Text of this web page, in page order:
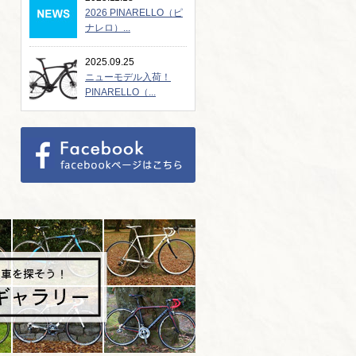
2026 PINARELLO（ピ
ナレロ）...
2025.09.25
ニューモデル入荷！
PINARELLO（...